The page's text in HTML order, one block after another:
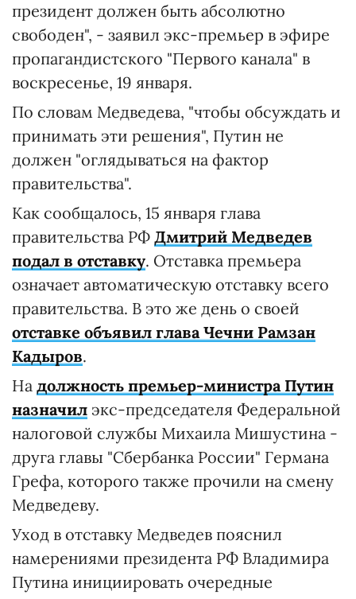
президент должен быть абсолютно
свободен", - заявил экс-премьер в эфире
пропагандистского "Первого канала" в
воскресенье, 19 января.
По словам Медведева, "чтобы обсуждать и
принимать эти решения", Путин не
должен "оглядываться на фактор
правительства".
Как сообщалось, 15 января глава
правительства РФ Дмитрий Медведев
подал в отставку. Отставка премьера
означает автоматическую отставку всего
правительства. В это же день о своей
отставке объявил глава Чечни Рамзан
Кадыров.
На должность премьер-министра Путин
назначил экс-председателя Федеральной
налоговой службы Михаила Мишустина -
друга главы "Сбербанка России" Германа
Грефа, которого также прочили на смену
Медведеву.
Уход в отставку Медведев пояснил
намерениями президента РФ Владимира
Путина инициировать очередные